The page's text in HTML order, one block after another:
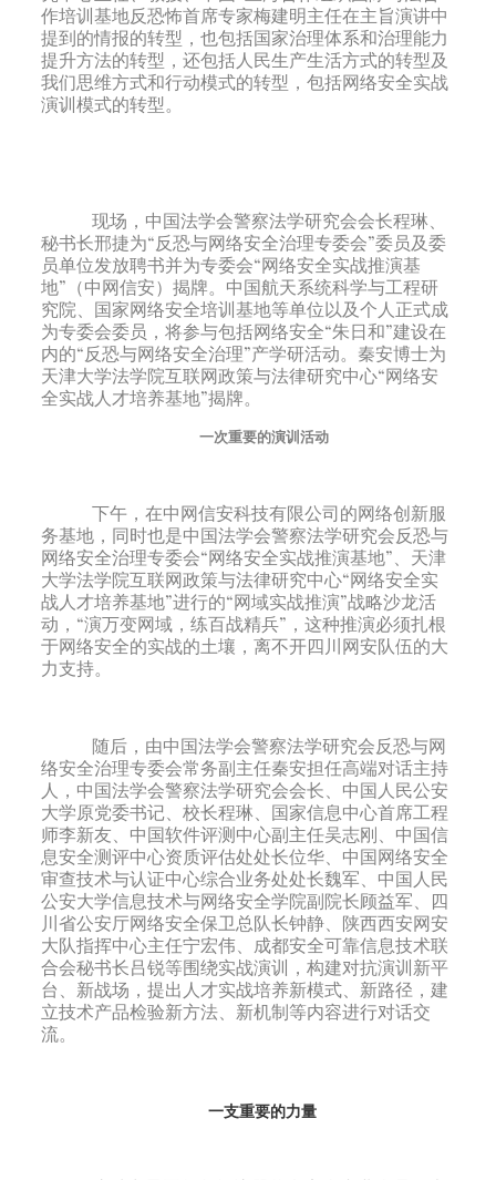
作培训基地反恐怖首席专家梅建明主任在主旨演讲中
提到的情报的转型，也包括国家治理体系和治理能力
提升方法的转型，还包括人民生产生活方式的转型及
我们思维方式和行动模式的转型，包括网络安全实战
演训模式的转型。
现场，中国法学会警察法学研究会会长程琳、
秘书长邢捷为“反恐与网络安全治理专委会”委员及委
员单位发放聘书并为专委会“网络安全实战推演基
地”（中网信安）揭牌。中国航天系统科学与工程研
究院、国家网络安全培训基地等单位以及个人正式成
为专委会委员，将参与包括网络安全“朱日和”建设在
内的“反恐与网络安全治理”产学研活动。秦安博士为
天津大学法学院互联网政策与法律研究中心“网络安
全实战人才培养基地”揭牌。
一次重要的演训活动
下午，在中网信安科技有限公司的网络创新服
务基地，同时也是中国法学会警察法学研究会反恐与
网络安全治理专委会“网络安全实战推演基地”、天津
大学法学院互联网政策与法律研究中心“网络安全实
战人才培养基地”进行的“网域实战推演”战略沙龙活
动，“演万变网域，练百战精兵”，这种推演必须扎根
于网络安全的实战的土壤，离不开四川网安队伍的大
力支持。
随后，由中国法学会警察法学研究会反恐与网
络安全治理专委会常务副主任秦安担任高端对话主持
人，中国法学会警察法学研究会会长、中国人民公安
大学原党委书记、校长程琳、国家信息中心首席工程
师李新友、中国软件评测中心副主任吴志刚、中国信
息安全测评中心资质评估处处长位华、中国网络安全
审查技术与认证中心综合业务处处长魏军、中国人民
公安大学信息技术与网络安全学院副院长顾益军、四
川省公安厅网络安全保卫总队长钟静、陕西西安网安
大队指挥中心主任宁宏伟、成都安全可靠信息技术联
合会秘书长吕锐等围绕实战演训，构建对抗演训新平
台、新战场，提出人才实战培养新模式、新路径，建
立技术产品检验新方法、新机制等内容进行对话交
流。
一支重要的力量